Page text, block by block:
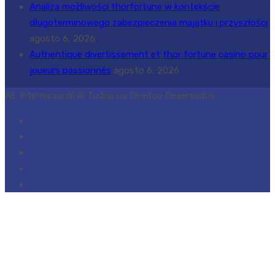
Analiza możliwości thorfortune w kontekście
długoterminowego zabezpieczenia majątku i przyszłości
agosto 6, 2026
Authentique divertissement et thor fortune casino pour
joueurs passionnés agosto 6, 2026
AE Internacional © Todos os Direitos Reservados